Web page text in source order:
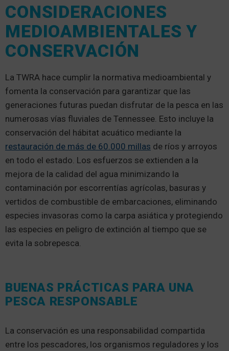
CONSIDERACIONES
MEDIOAMBIENTALES Y
CONSERVACIÓN
La TWRA hace cumplir la normativa medioambiental y
fomenta la conservación para garantizar que las
generaciones futuras puedan disfrutar de la pesca en las
numerosas vías fluviales de Tennessee. Esto incluye la
conservación del hábitat acuático mediante la
restauración de más de 60.000 millas de ríos y arroyos
en todo el estado. Los esfuerzos se extienden a la
mejora de la calidad del agua minimizando la
contaminación por escorrentías agrícolas, basuras y
vertidos de combustible de embarcaciones, eliminando
especies invasoras como la carpa asiática y protegiendo
las especies en peligro de extinción al tiempo que se
evita la sobrepesca.
BUENAS PRÁCTICAS PARA UNA
PESCA RESPONSABLE
La conservación es una responsabilidad compartida
entre los pescadores, los organismos reguladores y los